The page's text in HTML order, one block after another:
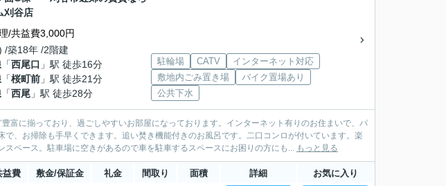
刈谷店
/共益費3,000円
/築18年 /2階建
「西尾口 」駅 徒歩16分
「桜町前 」駅 徒歩21分
「西尾 」駅 徒歩28分
駐輪場 CATV
インターネット対応
敷地内ごみ置き場
バイク置場あり
公共下水
富に揃っており、過ごしやすいお部屋になっております。インターネット有りのお住まいで、パ
、お掃除も手早くできます。追い焚き機能付きのお風呂です。二口コンロが付いています。楽
ペース。駐車場に空きがあるので車を駐車するスペースにお困りの方にも... もっと見る
益費 敷金/保証金 礼金 間取り 面積 詳細 お気に入り